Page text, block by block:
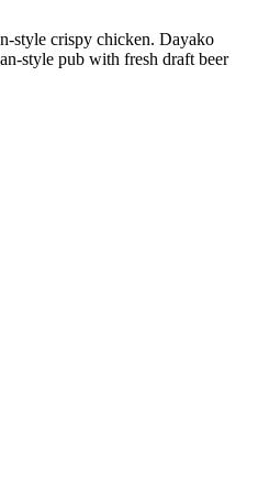
style crispy chicken. Dayako
style pub with fresh draft beer